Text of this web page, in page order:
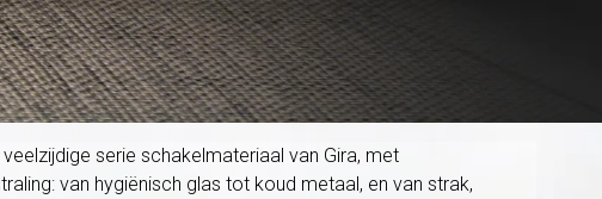
serie schakelmateriaal van Gira, met
van hygiënisch glas tot koud metaal, en van strak,